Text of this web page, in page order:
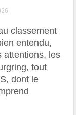
classement
entendu,
attentions, les
tout
dont le